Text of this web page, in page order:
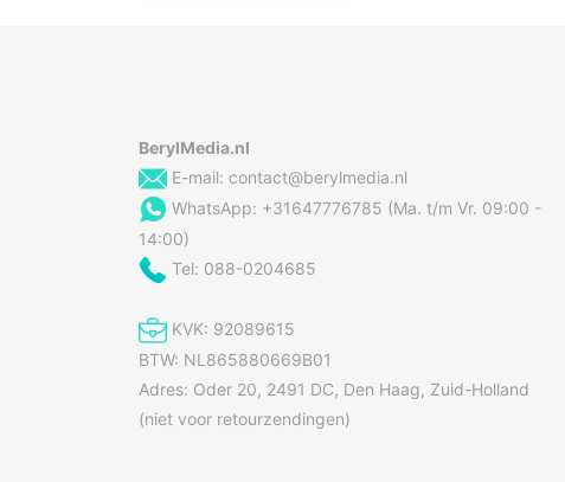
BerylMedia.nl
E-mail: contact@berylmedia.nl
WhatsApp: +31647776785 (Ma. t/m Vr. 09:00 -
14:00)
Tel: 088-0204685
KVK: 92089615
BTW: NL865880669B01
Adres: Oder 20, 2491 DC, Den Haag, Zuid-Holland
(niet voor retourzendingen)